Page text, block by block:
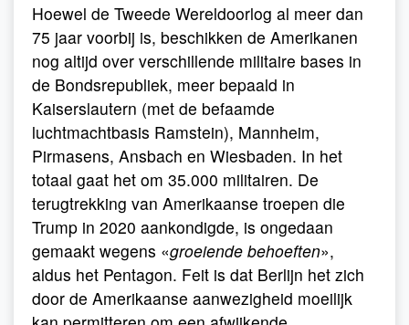
Hoewel de Tweede Wereldoorlog al meer dan
75 jaar voorbij is, beschikken de Amerikanen
nog altijd over verschillende militaire bases in
de Bondsrepubliek, meer bepaald in
Kaiserslautern (met de befaamde
luchtmachtbasis Ramstein), Mannheim,
Pirmasens, Ansbach en Wiesbaden. In het
totaal gaat het om 35.000 militairen. De
terugtrekking van Amerikaanse troepen die
Trump in 2020 aankondigde, is ongedaan
gemaakt wegens «groeiende behoeften»,
aldus het Pentagon. Feit is dat Berlijn het zich
door de Amerikaanse aanwezigheid moeilijk